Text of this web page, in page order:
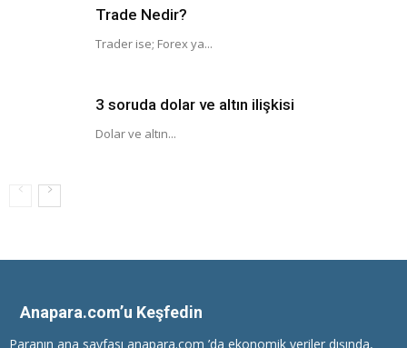
Trade Nedir?
Trader ise; Forex ya...
3 soruda dolar ve altın ilişkisi
Dolar ve altın...
Anapara.com’u Keşfedin
Paranın ana sayfası anapara.com ’da ekonomik veriler dışında,